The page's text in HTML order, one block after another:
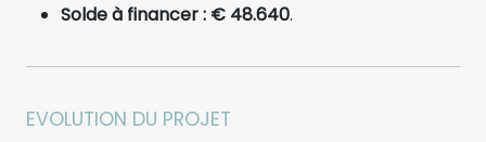
Solde à financer : € 48.640.
EVOLUTION DU PROJET